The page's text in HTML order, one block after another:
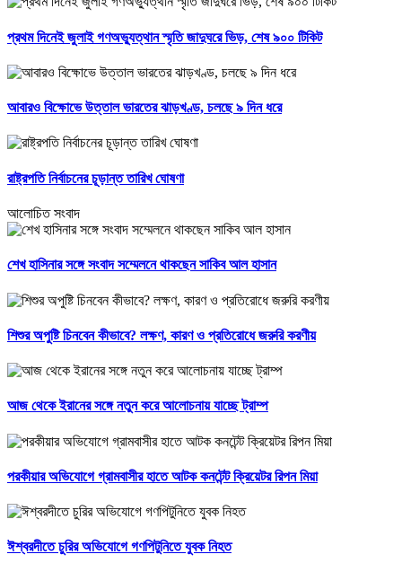
প্রথম দিনেই জুলাই গণঅভ্যুত্থান স্মৃতি জাদুঘরে ভিড়, শেষ ৯০০ টিকিট
আবারও বিক্ষোভে উত্তাল ভারতের ঝাড়খণ্ড, চলছে ৯ দিন ধরে
রাষ্ট্রপতি নির্বাচনের চূড়ান্ত তারিখ ঘোষণা
আলোচিত সংবাদ
শেখ হাসিনার সঙ্গে সংবাদ সম্মেলনে থাকছেন সাকিব আল হাসান
শিশুর অপুষ্টি চিনবেন কীভাবে? লক্ষণ, কারণ ও প্রতিরোধে জরুরি করণীয়
আজ থেকে ইরানের সঙ্গে নতুন করে আলোচনায় যাচ্ছে ট্রাম্প
পরকীয়ার অভিযোগে গ্রামবাসীর হাতে আটক কনটেন্ট ক্রিয়েটর রিপন মিয়া
ঈশ্বরদীতে চুরির অভিযোগে গণপিটুনিতে যুবক নিহত